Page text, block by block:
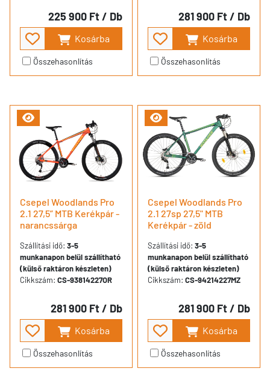
225 900 Ft/ Db
Kosárba
Összehasonlítás
281 900 Ft/ Db
Kosárba
Összehasonlítás
Csepel Woodlands Pro
2.1 27,5” MTB Kerékpár -
narancssárga
Szállítási idő: 3-5
munkanapon belül szállítható
(külső raktáron készleten)
Cikkszám: CS-93814227OR
281 900 Ft/ Db
Kosárba
Összehasonlítás
Csepel Woodlands Pro
2.1 27sp 27,5" MTB
Kerékpár - zöld
Szállítási idő: 3-5
munkanapon belül szállítható
(külső raktáron készleten)
Cikkszám: CS-94214227MZ
281 900 Ft/ Db
Kosárba
Összehasonlítás